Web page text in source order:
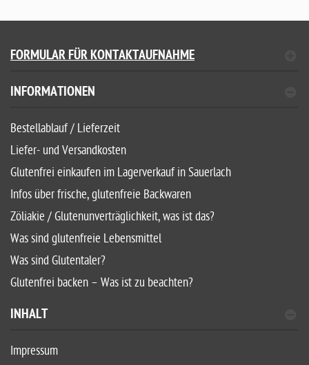
FORMULAR FÜR KONTAKTAUFNAHME
INFORMATIONEN
Bestellablauf / Lieferzeit
Liefer- und Versandkosten
Glutenfrei einkaufen im Lagerverkauf in Sauerlach
Infos über frische, glutenfreie Backwaren
Zöliakie / Glutenunverträglichkeit, was ist das?
Was sind glutenfreie Lebensmittel
Was sind Glutentaler?
Glutenfrei backen – Was ist zu beachten?
INHALT
Impressum